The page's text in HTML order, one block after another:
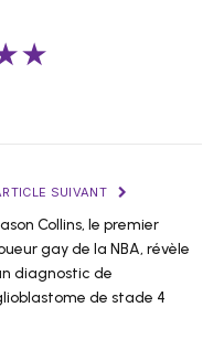
SUIVANT
Collins, le premier
gay de la NBA, révèle
diagnostic de
de stade 4